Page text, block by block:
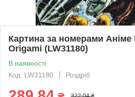
Картина за номерами Аніме
Origamі (LW31180)
В наявності
Код: LW31180
Роздріб